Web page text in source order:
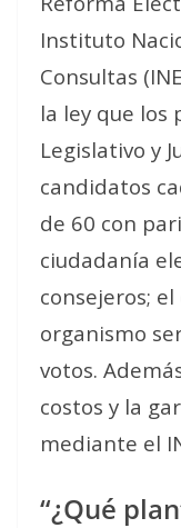
Instituto
Consultas
la ley que los
Legislativo y
candidatos
de 60 con
ciudadanía
consejeros;
organismo
votos.
costos y la
mediante el
“¿Qué